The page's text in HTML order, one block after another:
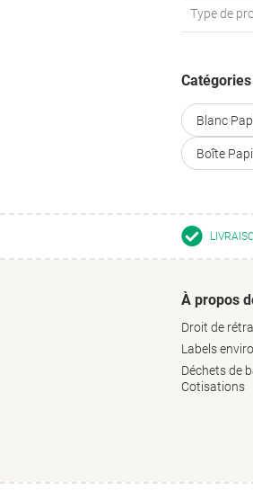
Type de
Blanc
Boîte
À propos
Droit de
Labels
Déchets de
Cotisations